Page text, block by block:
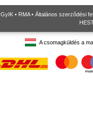
GyIK • RMA• Általános szerződési
A csomagküldés a